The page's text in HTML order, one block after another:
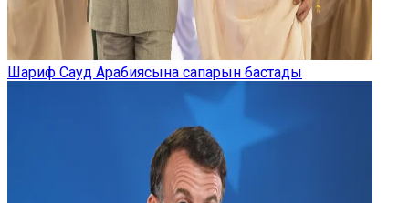
Шариф Сауд Арабиясына сапарын бастады